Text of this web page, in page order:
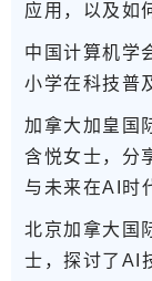
应用，以及如
中国计算机学
小学在科技普
加拿大加皇国
含悦女士，分
与未来在AI时
北京加拿大国
士 ，探讨了AI